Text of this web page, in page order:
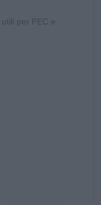
per PEC e